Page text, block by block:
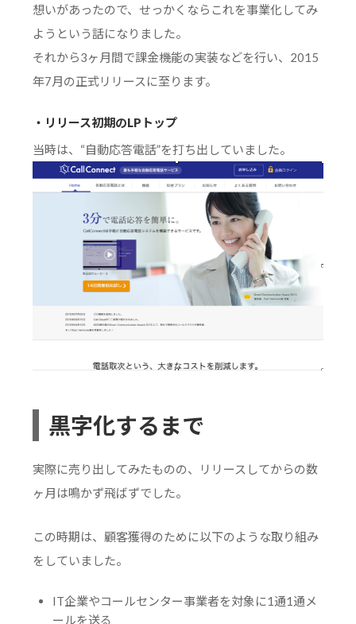
想いがあったので、せっかくならこれを事業化してみ
ようという話になりました。
それから3ヶ月間で課金機能の実装などを行い、2015
年7月の正式リリースに至ります。
・リリース初期のLPトップ
当時は、“自動応答電話”を打ち出していました。
黒字化するまで
実際に売り出してみたものの、リリースしてからの数
ヶ月は鳴かず飛ばずでした。
この時期は、顧客獲得のために以下のような取り組み
をしていました。
IT企業やコールセンター事業者を対象に1通1通メ
ールを送る